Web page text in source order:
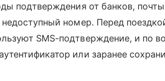
подтверждения от банков,
номер. Перед
SMS-подтверждение, и по
или заранее